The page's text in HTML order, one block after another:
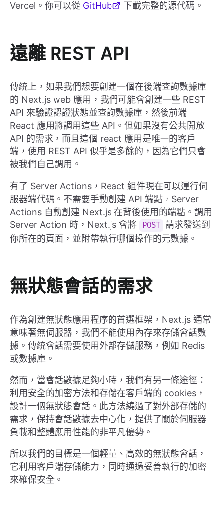
Vercel。你可以從 GitHub 下載完整的源代碼。
遠離 REST API
傳統上，如果我們想要創建一個在後端查詢數據庫
的 Next.js web 應用，我們可能會創建一些 REST
API 來驗證認證狀態並查詢數據庫，然後前端
React 應用將調用這些 API。但如果沒有公共開放
API 的需求，而且這個 react 應用是唯一的客戶
端，使用 REST API 似乎是多餘的，因為它們只會
被我們自己調用。
有了 Server Actions，React 組件現在可以運行伺
服器端代碼。不需要手動創建 API 端點，Server
Actions 自動創建 Next.js 在背後使用的端點。調用
Server Action 時，Next.js 會將
POST
請求發送到
你所在的頁面，並附帶執行哪個操作的元數據。
無狀態會話的需求
作為創建無狀態應用程序的首選框架，Next.js 通常
意味著無伺服器，我們不能使用內存來存儲會話數
據。傳統會話需要使用外部存儲服務，例如 Redis
或數據庫。
然而，當會話數據足夠小時，我們有另一條途徑：
利用安全的加密方法和存儲在客戶端的 cookies，
設計一個無狀態會話。此方法繞過了對外部存儲的
需求，保持會話數據去中心化，提供了關於伺服器
負載和整體應用性能的非平凡優勢。
所以我們的目標是一個輕量、高效的無狀態會話，
它利用客戶端存儲能力，同時通過妥善執行的加密
來確保安全。